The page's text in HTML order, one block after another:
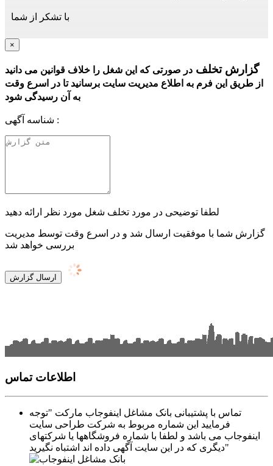
با تشکر از شما
×
گزارش تخلف در صورتی که این شغل را خلاف قوانین می دانید
از طریق این فرم به اطلاع مدیریت سایت برسانید تا در اسرع وقت
به آن رسیدگی شود
شناسه آگهی :
لطفا توضیحی در مورد تخلف شغل مورد نظر ارائه دهید
گزارش شما با موفقیت ارسال شد و در اسرع وقت توسط مدیریت
بررسی خواهد شد
ارسال گزارش
اطلاعات تماس
تماس با پشتیبانی بانک مشاغل اینفوجاب مارکت "توجه
فرمایید این شماره مربوط به شرکت طراحی سایت
اینفوجاب می باشد و لطفا با شماره فروشگاهها یا شرکتهای
دیگری که در این سایت آگهی داده اند اشتباه نگیرید"